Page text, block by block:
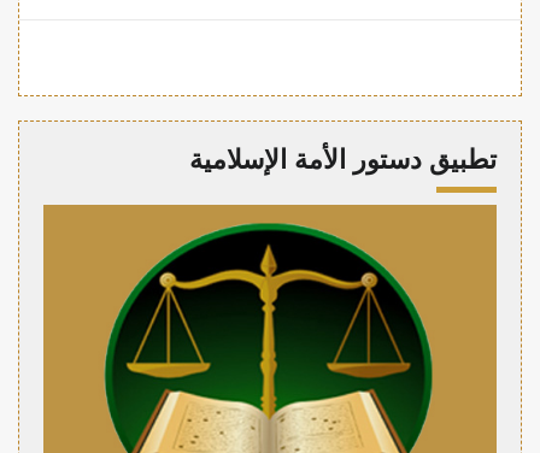
تطبيق دستور الأمة الإسلامية